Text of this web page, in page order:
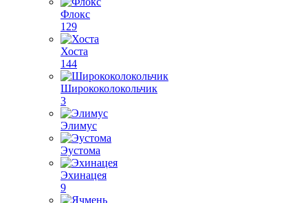
Флокс
129
Хоста
144
Ширококолокольчик
3
Элимус
Эустома
Эхинацея
9